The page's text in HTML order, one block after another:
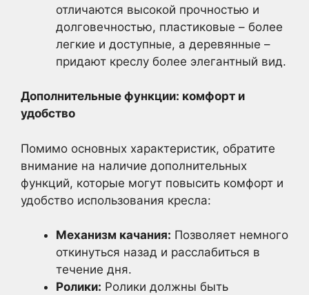
отличаются высокой прочностью и
долговечностью, пластиковые – более
легкие и доступные, а деревянные –
придают креслу более элегантный вид.
Дополнительные функции: комфорт и
удобство
Помимо основных характеристик, обратите
внимание на наличие дополнительных
функций, которые могут повысить комфорт и
удобство использования кресла:
Механизм качания: Позволяет немного
откинуться назад и расслабиться в
течение дня.
Ролики: Ролики должны быть